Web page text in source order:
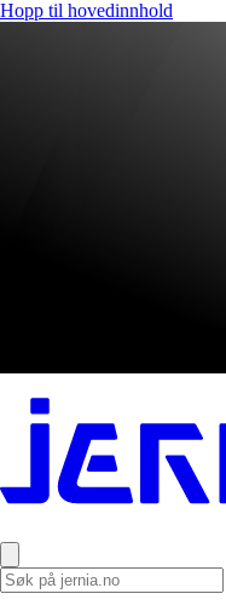
Hopp til hovedinnhold